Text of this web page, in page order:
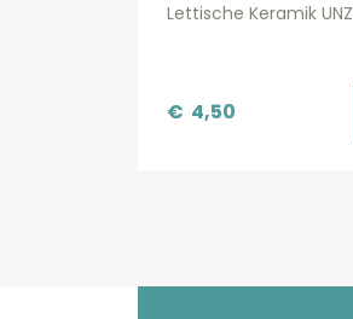
Lettische Keramik UNZ
€ 4,50